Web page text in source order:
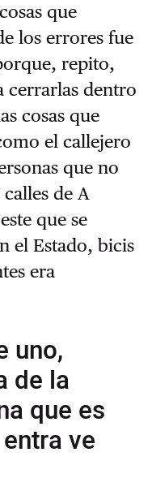
que
los errores fue
repito,
cerrarlas dentro
cosas que
el callejero
que no
de A
que se
el Estado, bicis
era
uno,
de la
que es
ve